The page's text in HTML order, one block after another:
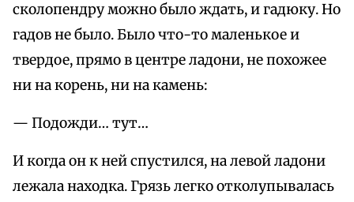
сколопендру можно было ждать, и гадюку. Но
гадов не было. Было что-то маленькое и
твердое, прямо в центре ладони, не похожее
ни на корень, ни на камень:
— Подожди… тут…
И когда он к ней спустился, на левой ладони
лежала находка. Грязь легко отколупывалась